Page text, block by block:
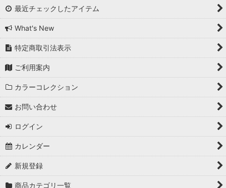
最近チェックしたアイテム
What's New
特定商取引法表示
ご利用案内
カラーコレクション
お問い合わせ
ログイン
カレンダー
新規登録
商品カテゴリ一覧